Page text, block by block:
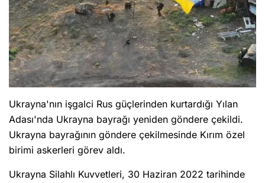
Ukrayna'nın işgalci Rus güçlerinden kurtardığı Yılan
Adası'nda Ukrayna bayrağı yeniden göndere çekildi.
Ukrayna bayrağının göndere çekilmesinde Kırım özel
birimi askerleri görev aldı.
Ukrayna Silahlı Kuvvetleri, 30 Haziran 2022 tarihinde